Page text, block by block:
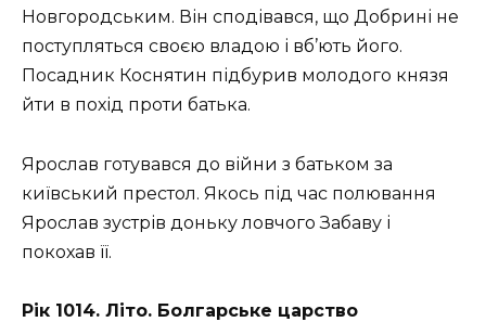
Новгородським. Він сподівався, що Добрині не
поступляться своєю владою і вб’ють його.
Посадник Коснятин підбурив молодого князя
йти в похід проти батька.
Ярослав готувався до війни з батьком за
київський престол. Якось під час полювання
Ярослав зустрів доньку ловчого Забаву і
покохав її.
Рік 1014. Літо. Болгарське царство